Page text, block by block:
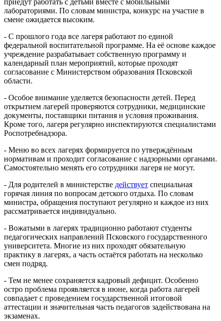
приедут работать с детьми вместе с мобильными
лабораториями. По словам министра, конкурс на участие в
смене ожидается высоким.
- С прошлого года все лагеря работают по единой
федеральной воспитательной программе. На её основе каждое
учреждение разрабатывает собственную программу и
календарный план мероприятий, которые проходят
согласование с Министерством образования Псковской
области.
- Особое внимание уделяется безопасности детей. Перед
открытием лагерей проверяются сотрудники, медицинские
документы, поставщики питания и условия проживания.
Кроме того, лагеря регулярно инспектируются специалистами
Роспотребнадзора.
- Меню во всех лагерях формируется по утверждённым
нормативам и проходит согласование с надзорными органами.
Самостоятельно менять его сотрудники лагеря не могут.
- Для родителей в министерстве действует специальная
горячая линия по вопросам детского отдыха. По словам
министра, обращения поступают регулярно и каждое из них
рассматривается индивидуально.
- Вожатыми в лагерях традиционно работают студенты
педагогических направлений Псковского государственного
университета. Многие из них проходят обязательную
практику в лагерях, а часть остаётся работать на несколько
смен подряд.
- Тем не менее сохраняется кадровый дефицит. Особенно
остро проблема проявляется в июне, когда работа лагерей
совпадает с проведением государственной итоговой
аттестации и значительная часть педагогов задействована на
экзаменах.